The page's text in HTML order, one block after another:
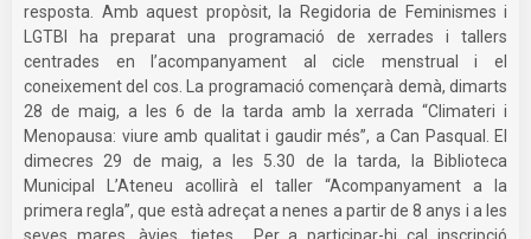
resposta. Amb aquest propòsit, la Regidoria de Feminismes i
LGTBI ha preparat una programació de xerrades i tallers
centrades en l’acompanyament al cicle menstrual i el
coneixement del cos. La programació començarà demà, dimarts
28 de maig, a les 6 de la tarda amb la xerrada “Climateri i
Menopausa: viure amb qualitat i gaudir més”, a Can Pasqual. El
dimecres 29 de maig, a les 5.30 de la tarda, la Biblioteca
Municipal L’Ateneu acollirà el taller “Acompanyament a la
primera regla”, que està adreçat a nenes a partir de 8 anys i a les
seves mares, àvies, tietes... Per a participar-hi cal inscripció